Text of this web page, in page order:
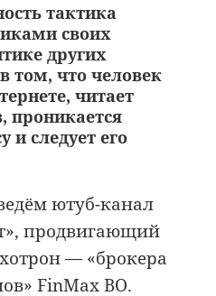
тактика
своих
других
том, что человек
читает
проникается
и следует его
ютуб-канал
продвигающий
— «брокера
FinMax BO.